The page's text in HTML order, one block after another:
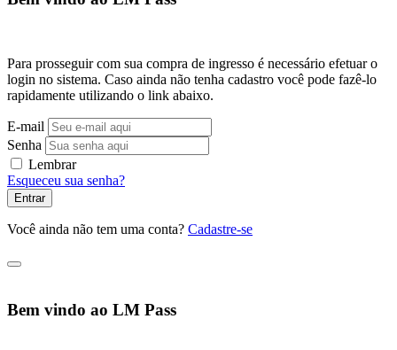
Para prosseguir com sua compra de ingresso é necessário efetuar o
login no sistema. Caso ainda não tenha cadastro você pode fazê-lo
rapidamente utilizando o link abaixo.
E-mail
Senha
Lembrar
Esqueceu sua senha?
Entrar
Você ainda não tem uma conta? Cadastre-se
Bem vindo ao LM Pass